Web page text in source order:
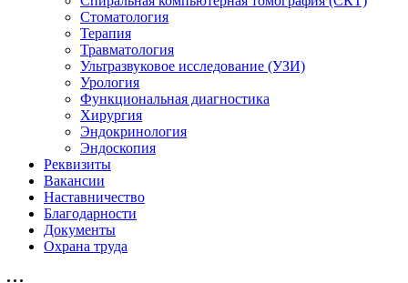
Стоматология
Терапия
Травматология
Ультразвуковое исследование (УЗИ)
Урология
Функциональная диагностика
Хирургия
Эндокринология
Эндоскопия
Реквизиты
Вакансии
Наставничество
Благодарности
Документы
Охрана труда